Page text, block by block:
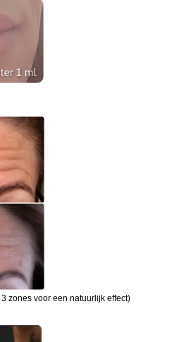
zones voor een natuurlijk effect)